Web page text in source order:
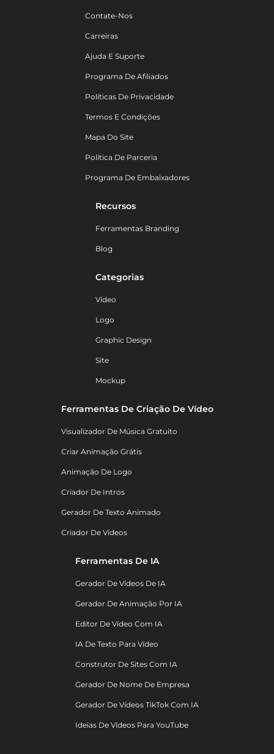
Contate-Nos
Carreiras
Ajuda E Suporte
Programa De Afiliados
Políticas De Privacidade
Termos E Condições
Mapa Do Site
Política De Parceria
Programa De Embaixadores
Recursos
Ferramentas Branding
Blog
Categorias
Vídeo
Logo
Graphic Design
Site
Mockup
Ferramentas De Criação De Vídeo
Visualizador De Música Gratuito
Criar Animação Grátis
Animação De Logo
Criador De Intros
Gerador De Texto Animado
Criador De Vídeos
Ferramentas De IA
Gerador De Vídeos De IA
Gerador De Animação Por IA
Editor De Vídeo Com IA
IA De Texto Para Vídeo
Construtor De Sites Com IA
Gerador De Nome De Empresa
Gerador De Vídeos TikTok Com IA
Ideias De Vídeos Para YouTube